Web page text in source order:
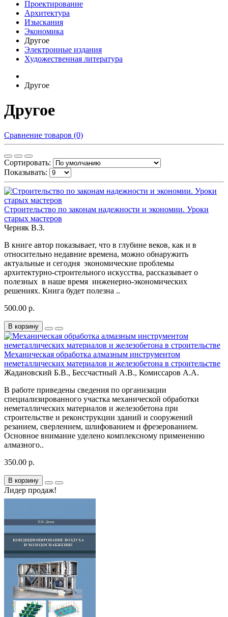
Проектирование
Архитектура
Изыскания
Экономика
Другое
Электронные издания
Художественная литература
Другое
Другое
Сравнение товаров (0)
Сортировать:
Показывать:
Строительство по законам надежности и экономии. Уроки
старых мастеров
Черняк В.З.
В книге автор показывает, что в глубине веков, как и в
относительно недавние времена, можно обнаружить
актуальные и сегодня экономические проблемы
архитектурно-строительного искусства, рассказывает о
полезных в наше время инженерно-экономических
решениях. Книга будет полезна ..
500.00 р.
В корзину
Механическая обработка алмазным инструментом
неметаллических материалов и железобетона в cтроительстве
Жадановский Б.В., Бессчастный А.В., Комиссаров А.А.
В работе приведены сведения по организации
специализированного участка механической обработки
неметаллических материалов и железобетона при
строительстве и реконструкции зданий и сооружений
резанием, сверлением, шлифованием и фрезерованием.
Основное внимание уделено комплексному применению
алмазного..
350.00 р.
В корзину
Лидер продаж!